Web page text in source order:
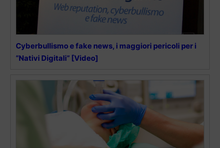
Cyberbullismo e fake news, i maggiori pericoli per i
“Nativi Digitali” [Video]